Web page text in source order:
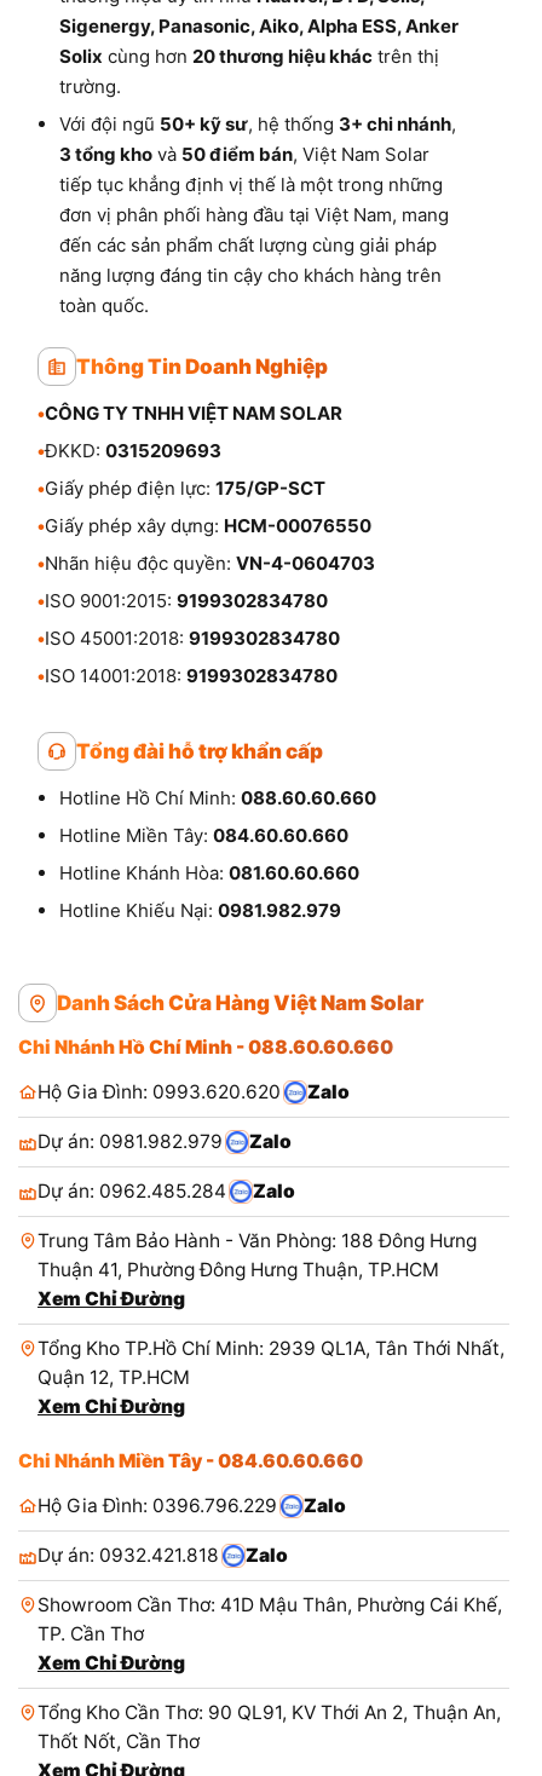
Sigenergy, Panasonic, Aiko, Alpha ESS, Anker
Solix cùng hơn 20 thương hiệu khác trên thị
trường.
Với đội ngũ 50+ kỹ sư, hệ thống 3+ chi nhánh,
3 tổng kho và 50 điểm bán, Việt Nam Solar
tiếp tục khẳng định vị thế là một trong những
đơn vị phân phối hàng đầu tại Việt Nam, mang
đến các sản phẩm chất lượng cùng giải pháp
năng lượng đáng tin cậy cho khách hàng trên
toàn quốc.
Thông Tin Doanh Nghiệp
•CÔNG TY TNHH VIỆT NAM SOLAR
•ĐKKD: 0315209693
•Giấy phép điện lực: 175/GP-SCT
•Giấy phép xây dựng: HCM-00076550
•Nhãn hiệu độc quyền: VN-4-0604703
•ISO 9001:2015: 9199302834780
•ISO 45001:2018: 9199302834780
•ISO 14001:2018: 9199302834780
Tổng đài hỗ trợ khẩn cấp
Hotline Hồ Chí Minh: 088.60.60.660
Hotline Miền Tây: 084.60.60.660
Hotline Khánh Hòa: 081.60.60.660
Hotline Khiếu Nại: 0981.982.979
Danh Sách Cửa Hàng Việt Nam Solar
Chi Nhánh Hồ Chí Minh - 088.60.60.660
Hộ Gia Đình: 0993.620.620
Zalo
Dự án: 0981.982.979 Zalo
Dự án: 0962.485.284 Zalo
Trung Tâm Bảo Hành - Văn Phòng: 188 Đông Hưng
Thuận 41, Phường Đông Hưng Thuận, TP.HCM
Xem Chỉ Đường
Tổng Kho TP.Hồ Chí Minh: 2939 QL1A, Tân Thới Nhất,
Quận 12, TP.HCM
Xem Chỉ Đường
Chi Nhánh Miền Tây - 084.60.60.660
Hộ Gia Đình: 0396.796.229
Zalo
Dự án: 0932.421.818 Zalo
Showroom Cần Thơ: 41D Mậu Thân, Phường Cái Khế,
TP. Cần Thơ
Xem Chỉ Đường
Tổng Kho Cần Thơ: 90 QL91, KV Thới An 2, Thuận An,
Thốt Nốt, Cần Thơ
Xem Chỉ Đường